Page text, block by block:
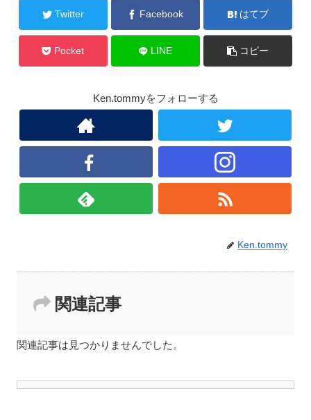
Twitter Facebook はてブ
Pocket LINE コピー
Ken.tommyをフォローする
Ken.tommy
関連記事
関連記事は見つかりませんでした。